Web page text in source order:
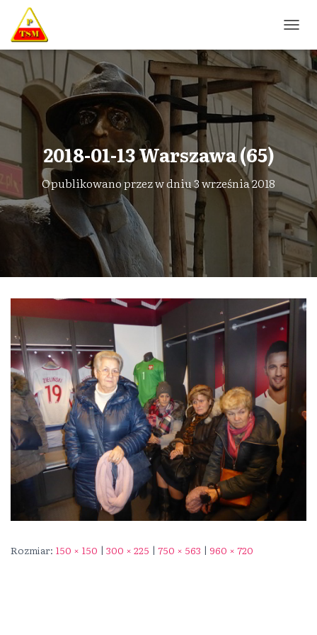
R
Z
Ą
C
Z
A
I
G
C
J
2018-01-13 Warszawa (65)
Opublikowano przezw dniu3 września 2018
Rozmiar: 150 × 150 | 300 × 225 | 750 × 563 | 960 × 720